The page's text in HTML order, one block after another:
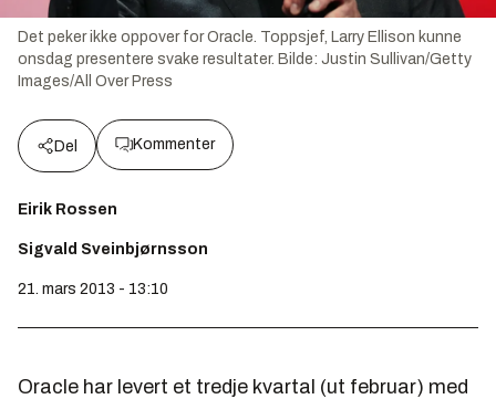
Det peker ikke oppover for Oracle. Toppsjef, Larry Ellison kunne
onsdag presentere svake resultater. Bilde: Justin Sullivan/Getty
Images/All Over Press
Del Kommenter
Eirik Rossen
Sigvald Sveinbjørnsson
21. mars 2013 - 13:10
Oracle har levert et tredje kvartal (ut februar) med